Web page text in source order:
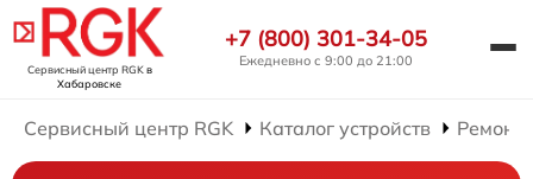
Сервисный центр RGKв
Хабаровске
+7 (800) 301-34-05
Ежедневно с 9:00 до 21:00
Сервисный центр RGK Каталог устройств Ремонт